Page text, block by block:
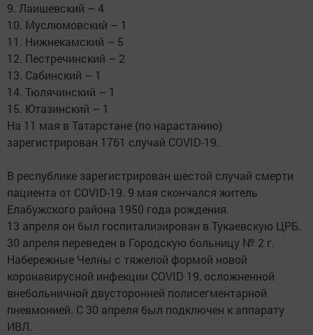
9. Лаишевский – 4
10. Муслюмовский – 1
11. Нижнекамский – 5
12. Пестречинский – 2
13. Сабинский – 1
14. Тюлячинский – 1
15. Ютазинский – 1
На 11 мая в Татарстане (по нарастанию)
зарегистрирован 1761 случай COVID-19.
В республике зарегистрирован шестой случай смерти
пациента от COVID-19. 9 мая скончался житель
Елабужского района 1950 года рождения.
13 апреля он был госпитализирован в Тукаевскую ЦРБ.
30 апреля переведен в Городскую больницу № 2 г.
Набережные Челны с тяжелой формой новой
коронавирусной инфекции COVID 19, осложненной
внебольничной двусторонней полисегментарной
пневмонией. С 30 апреля был подключен к аппарату
ИВЛ.